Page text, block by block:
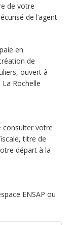
de votre
de l’agent
en
de
ouvert à
Rochelle
consulter votre
titre de
départ à la
ENSAP ou